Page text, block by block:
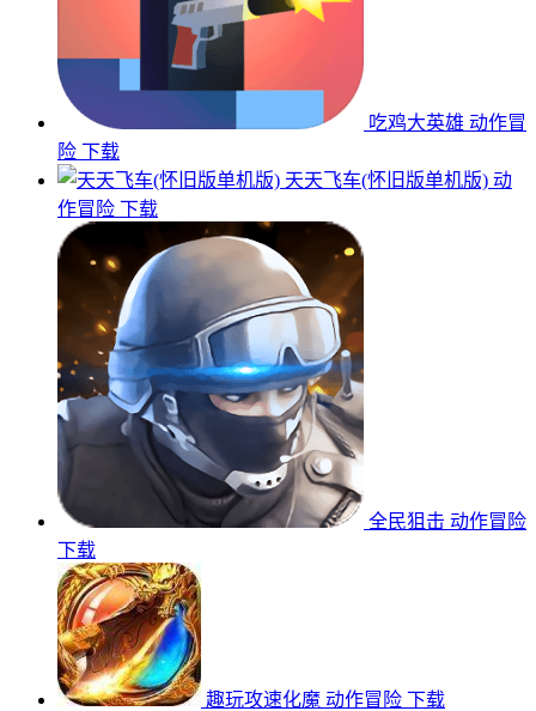
吃鸡大英雄 动作冒
险 下载
天天飞车(怀旧版单机版) 动
作冒险 下载
全民狙击 动作冒险
下载
趣玩攻速化魔 动作冒险 下载